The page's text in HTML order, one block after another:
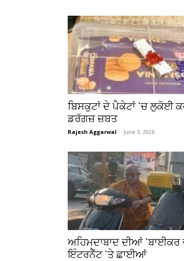
ਬਿਸਕੁਟਾਂ ਦੇ ਪੈਕੇਟਾਂ `ਚ ਲੁਕੋਈ
ਡਰੱਗਜ਼ ਜ਼ਬਤ
Rajesh Aggarwal - June 3, 2026
ਅਹਿਮਦਾਬਾਦ ਦੀਆਂ `ਬਾਈਕਰ
ਇੰਟਰਨੈੱਟ `ਤੇ ਛਾਈਆਂ